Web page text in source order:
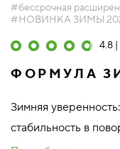
#бессрочная
#НОВИНКА ЗИМЫ
4.8 |
ФОРМУЛА
Зимняя
стабильность в